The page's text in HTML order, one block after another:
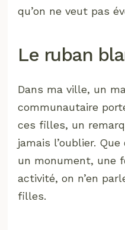
qu’on ne veut pas
Le ruban
Dans ma ville, un
communautaire
ces filles, un
jamais l’oublier.
un monument, une
activité, on n’en
filles.